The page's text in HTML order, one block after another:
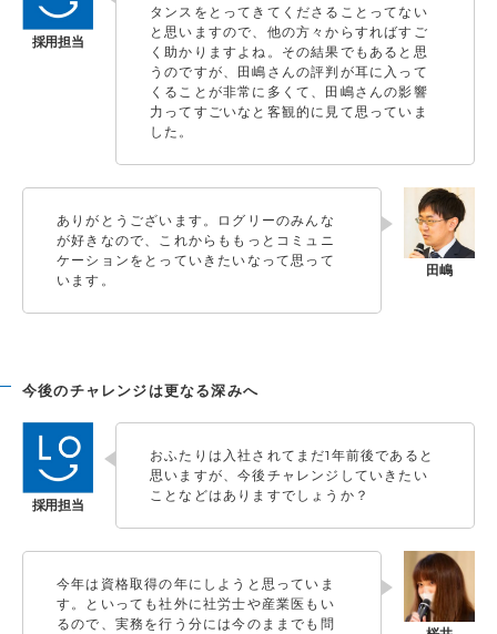
タンスをとってきてくださることってない
と思いますので、他の方々からすればすご
く助かりますよね。その結果でもあると思
うのですが、田嶋さんの評判が耳に入って
くることが非常に多くて、田嶋さんの影響
力ってすごいなと客観的に見て思っていま
した。
ありがとうございます。ログリーのみんな
が好きなので、これからももっとコミュニ
ケーションをとっていきたいなって思って
います。
今後のチャレンジは更なる深みへ
おふたりは入社されてまだ1年前後であると
思いますが、今後チャレンジしていきたい
ことなどはありますでしょうか？
今年は資格取得の年にしようと思っていま
す。といっても社外に社労士や産業医もい
るので、実務を行う分には今のままでも問